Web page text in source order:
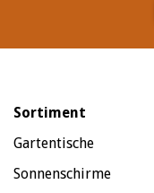
Sortiment
Gartentische
Sonnenschirme